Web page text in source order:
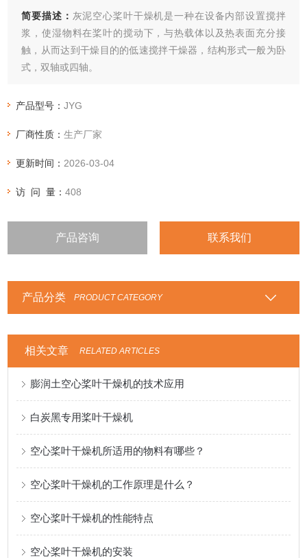
简要描述： 灰泥空心桨叶干燥机是一种在设备内部设置搅拌
浆，使湿物料在桨叶的搅动下，与热载体以及热表面充分接
触，从而达到干燥目的的低速搅拌干燥器，结构形式一般为卧
式，双轴或四轴。
产品型号：JYG
厂商性质：生产厂家
更新时间： 2026-03-04
访 问 量：408
产品咨询 联系我们
产品分类 PRODUCT CATEGORY
相关文章 RELATED ARTICLES
膨润土空心桨叶干燥机的技术应用
白炭黑专用桨叶干燥机
空心桨叶干燥机所适用的物料有哪些？
空心桨叶干燥机的工作原理是什么？
空心桨叶干燥机的性能特点
空心桨叶干燥机的安装